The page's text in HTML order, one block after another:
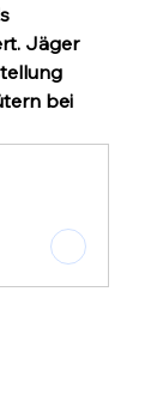
Jäger
bei